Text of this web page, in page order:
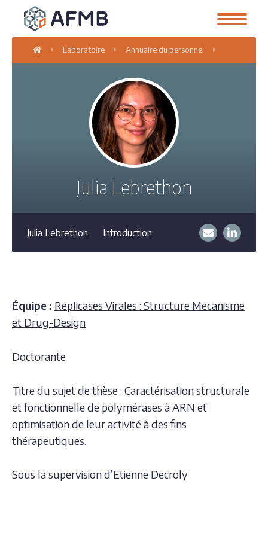
Laboratoire Annuaire du personnel
Julia Lebrethon
Julia Lebrethon Introduction
Équipe : Réplicases Virales : Structure Mécanisme
et Drug-Design
Doctorante
Titre du sujet de thèse : Caractérisation structurale
et fonctionnelle de polymérases à ARN et
optimisation de leur activité à des fins
thérapeutiques.
Sous la supervision d’Etienne Decroly